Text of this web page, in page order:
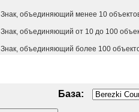
Знак, объединяющий менее 10
Знак, объединяющий от 10 до 100
Знак, объединяющий более 100
База: